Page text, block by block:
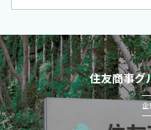
住友商事グ
企